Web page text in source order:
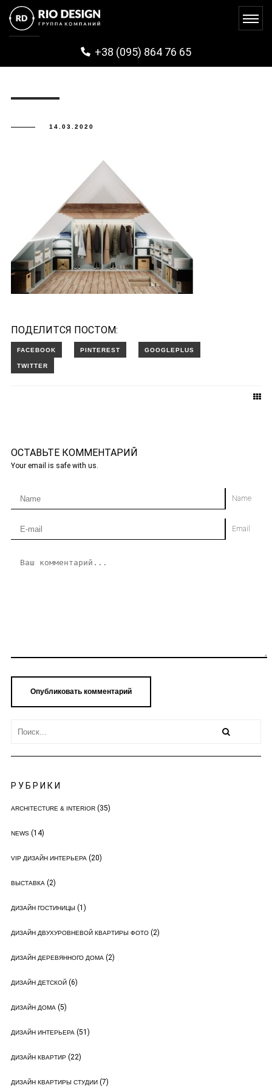
+38 (095) 864 76 65
GUZA (38)
14.03.2020
ПОДЕЛИТСЯ ПОСТОМ:
ОСТАВЬТЕ КОММЕНТАРИЙ
Your email is safe with us.
Name
Email
РУБРИКИ
ARCHITECTURE & INTERIOR(35)
NEWS(14)
VIP ДИЗАЙН ИНТЕРЬЕРА(20)
ВЫСТАВКА(2)
ДИЗАЙН ГОСТИНИЦЫ (1)
ДИЗАЙН ДВУХУРОВНЕВОЙ КВАРТИРЫ ФОТО(2)
ДИЗАЙН ДЕРЕВЯННОГО ДОМА(2)
ДИЗАЙН ДЕТСКОЙ(6)
ДИЗАЙН ДОМА(5)
ДИЗАЙН ИНТЕРЬЕРА(51)
ДИЗАЙН КВАРТИР(22)
ДИЗАЙН КВАРТИРЫ СТУДИИ(7)